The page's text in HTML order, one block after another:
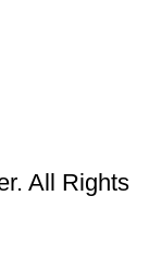
All Rights